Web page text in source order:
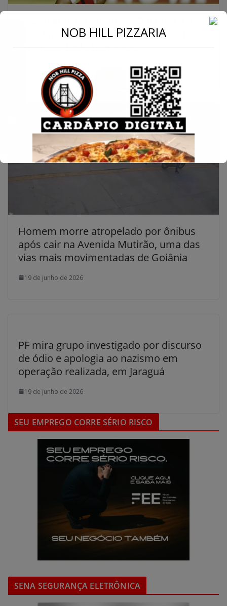
tiros em Santa Catarina; Polícia Civil
investiga duplo homicídio
19 de junho de 2026
Homem morre atropelado por ônibus
após cair na Avenida Mutirão, uma das
vias mais movimentadas de Goiânia
19 de junho de 2026
PF mira grupo investigado por discurso
de ódio e apologia ao nazismo em
operação realizada, em Jaraguá
19 de junho de 2026
SEU EMPREGO CORRE SÉRIO RISCO
SENA SEGURANÇA ELETRÔNICA
NOB HILL PIZZARIA